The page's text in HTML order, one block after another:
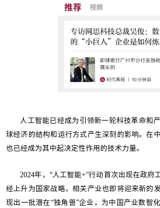
人工智能已经成为引领新一轮科技革命和
球经济的结构和运行方式产生深刻的影响。在
也已经成为其中起决定性作用的技术力量。
2024年，“人工智能+”行动首次出现在政府
经上升为国家战略，相关产业也即将迎来新的
现出一批潜在“独角兽”企业，为中国产业数智